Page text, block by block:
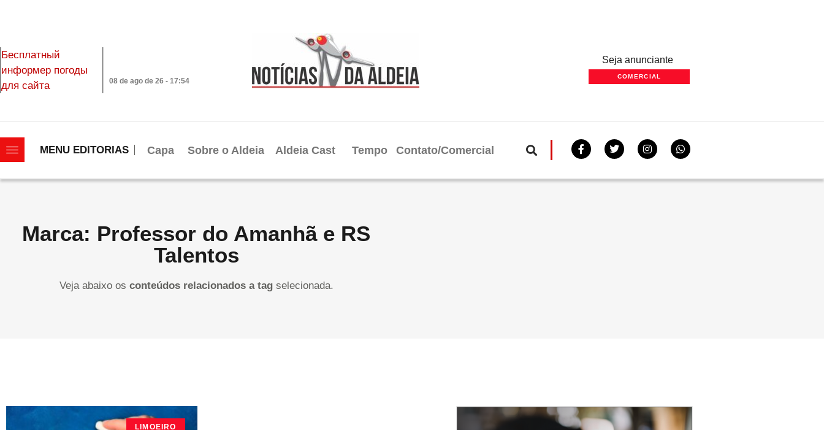
Бесплатный
информер погоды
для сайта
08 de ago de 26 - 17:54
Seja anunciante
COMERCIAL
MENU EDITORIAS Capa Sobre o Aldeia Aldeia Cast Tempo Contato/Comercial
Marca: Professor do Amanhã e RS
Talentos
Veja abaixo os conteúdos relacionados a tagselecionada.
LIMOEIRO